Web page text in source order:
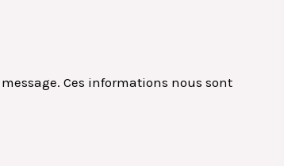
Ces informations nous sont